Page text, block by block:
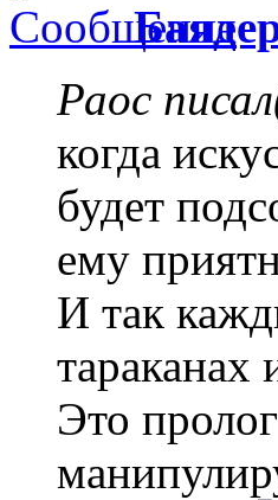
Раос
когда
будет
ему
И так
тараканах
Это